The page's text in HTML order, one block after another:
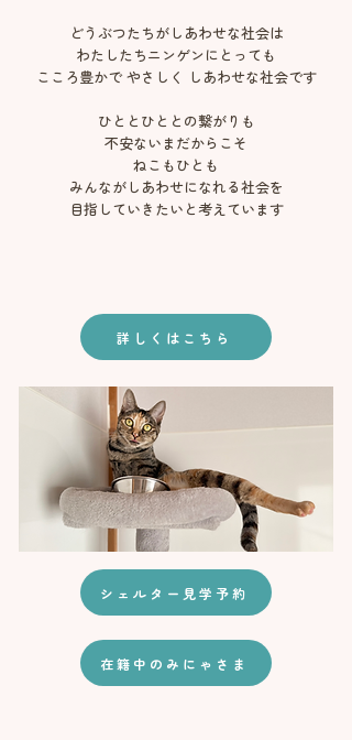
詳しくはこちら
在籍中のみにゃさま
シェルター見学予約
どうぶつたちがしあわせな社会は
わたしたちニンゲンにとっても
こころ豊かで やさしく しあわせな社会です
ひととひととの繋がりも
不安ないまだからこそ
ねこもひとも
みんながしあわせになれる社会を
目指していきたいと考えています